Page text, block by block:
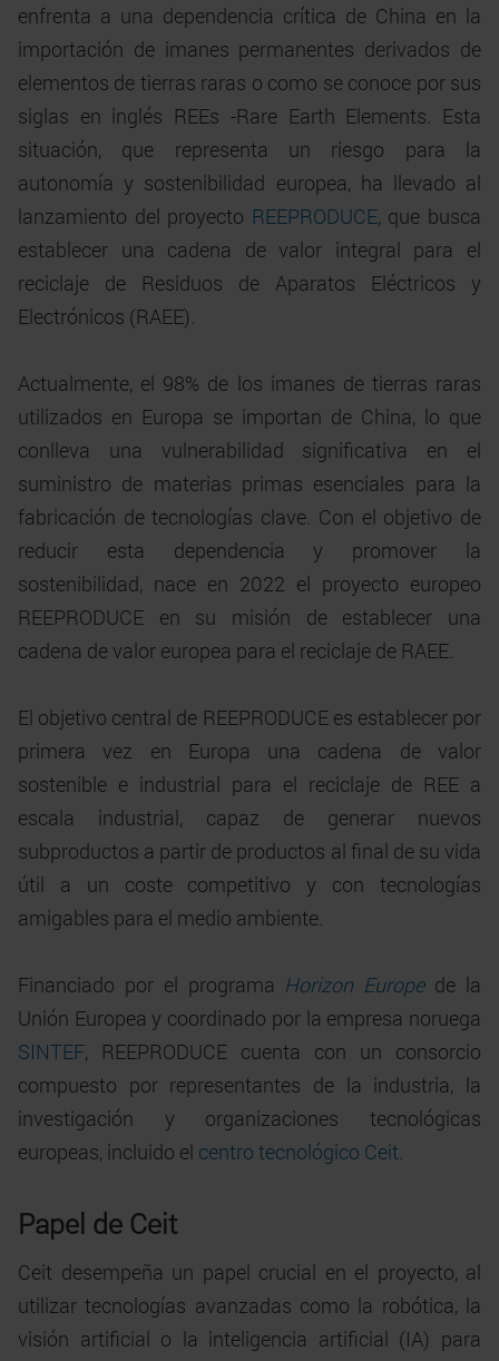
enfrenta a una dependencia crítica de China en la
importación de imanes permanentes derivados de
elementos de tierras raras o como se conoce por sus
siglas en inglés REEs -Rare Earth Elements. Esta
situación, que representa un riesgo para la
autonomía y sostenibilidad europea, ha llevado al
lanzamiento del proyecto REEPRODUCE, que busca
establecer una cadena de valor integral para el
reciclaje de Residuos de Aparatos Eléctricos y
Electrónicos (RAEE).
Actualmente, el 98% de los imanes de tierras raras
utilizados en Europa se importan de China, lo que
conlleva una vulnerabilidad significativa en el
suministro de materias primas esenciales para la
fabricación de tecnologías clave. Con el objetivo de
reducir esta dependencia y promover la
sostenibilidad, nace en 2022 el proyecto europeo
REEPRODUCE en su misión de establecer una
cadena de valor europea para el reciclaje de RAEE.
El objetivo central de REEPRODUCE es establecer por
primera vez en Europa una cadena de valor
sostenible e industrial para el reciclaje de REE a
escala industrial, capaz de generar nuevos
subproductos a partir de productos al final de su vida
útil a un coste competitivo y con tecnologías
amigables para el medio ambiente.
Financiado por el programa Horizon Europede la
Unión Europea y coordinado por la empresa noruega
SINTEF, REEPRODUCE cuenta con un consorcio
compuesto por representantes de la industria, la
investigación y organizaciones tecnológicas
europeas, incluido el centro tecnológico Ceit.
Papel de Ceit
Ceit desempeña un papel crucial en el proyecto, al
utilizar tecnologías avanzadas como la robótica, la
visión artificial o la inteligencia artificial (IA) para